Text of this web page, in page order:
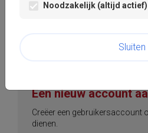
Een nieuw account
Creëer een gebruikersaccount
dienen.
Noodzakelijk (altijd actief)
Sluiten